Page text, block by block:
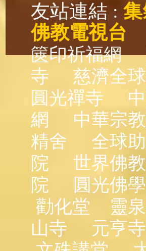
友站連結 :
佛教電視台
篋印祈福網
寺
慈濟全
圓光禪寺
網
中華宗
精舍
全球
院
世界佛
院
圓光佛
勸化堂
靈
山寺
元亨寺